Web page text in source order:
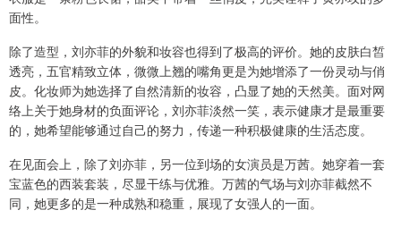
面性。
除了造型，刘亦菲的外貌和妆容也得到了极高的评价。她的皮肤白皙
透亮，五官精致立体，微微上翘的嘴角更是为她增添了一份灵动与俏
皮。化妆师为她选择了自然清新的妆容，凸显了她的天然美。面对网
络上关于她身材的负面评论，刘亦菲淡然一笑，表示健康才是最重要
的，她希望能够通过自己的努力，传递一种积极健康的生活态度。
在见面会上，除了刘亦菲，另一位到场的女演员是万茜。她穿着一套
宝蓝色的西装套装，尽显干练与优雅。万茜的气场与刘亦菲截然不
同，她更多的是一种成熟和稳重，展现了女强人的一面。